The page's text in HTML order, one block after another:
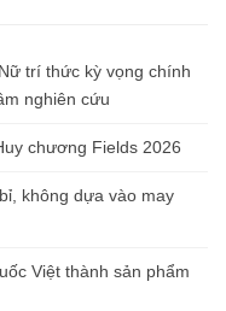
trí thức kỳ vọng chính
nghiên cứu
chương Fields 2026
không dựa vào may
Việt thành sản phẩm